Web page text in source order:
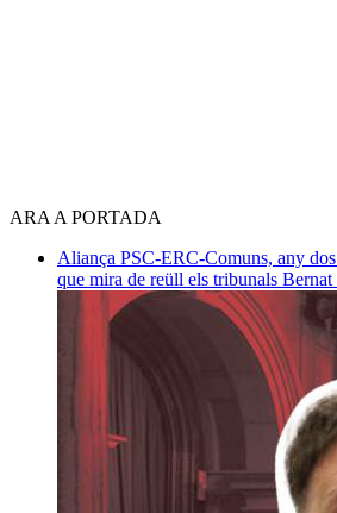
ARA A PORTADA
Aliança PSC-ERC-Comuns, any
que mira de reüll els tribunals Bernat